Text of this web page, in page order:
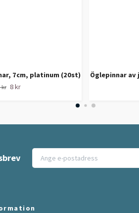
7cm, platinum (20st)
kr 8 kr
Öglepinnar av